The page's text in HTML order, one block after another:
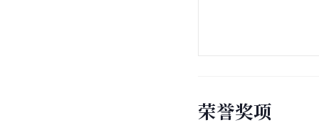
荣誉奖项